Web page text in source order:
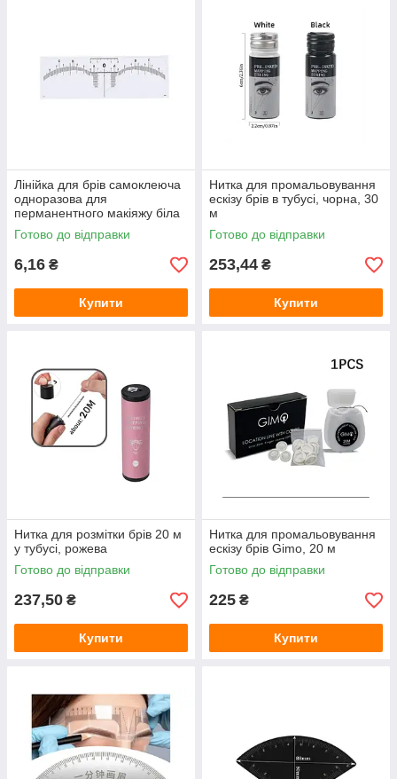
Лінійка для брів самоклеюча
одноразова для
перманентного макіяжу біла
Готово до відправки
6,16 ₴
Купити
Нитка для промальовування
ескізу брів в тубусі, чорна, 30
м
Готово до відправки
253,44 ₴
Купити
Нитка для розмітки брів 20 м
у тубусі, рожева
Готово до відправки
237,50 ₴
Купити
Нитка для промальовування
ескізу брів Gimo, 20 м
Готово до відправки
225 ₴
Купити